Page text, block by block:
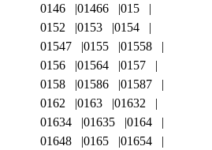
0146
01466
015
0152
0153
0154
01547
0155
01558
0156
01564
0157
0158
01586
01587
0162
0163
01632
01634
01635
0164
01648
0165
01654